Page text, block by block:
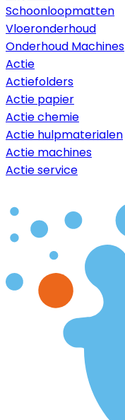
Schoonloopmatten
Vloeronderhoud
Onderhoud Machines
Actie
Actiefolders
Actie papier
Actie chemie
Actie hulpmaterialen
Actie machines
Actie service